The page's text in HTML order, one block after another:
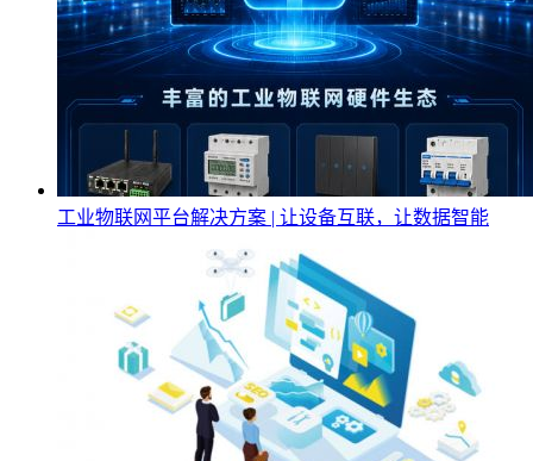
工业物联网平台解决方案 | 让设备互联，让数据智能